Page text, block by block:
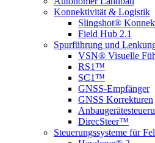
Konnektivität & Logistik
Slingshot®
Field Hub 2.1
Spurführung und
VSN® Visuelle
RS1™
SC1™
GNSS-Empfänger
GNSS Korrekturen
DirecSteer™
Steuerungssysteme für